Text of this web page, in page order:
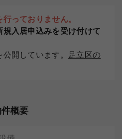
っておりません。
入居申込みを受け付けて
開しています。 足立区の
概要